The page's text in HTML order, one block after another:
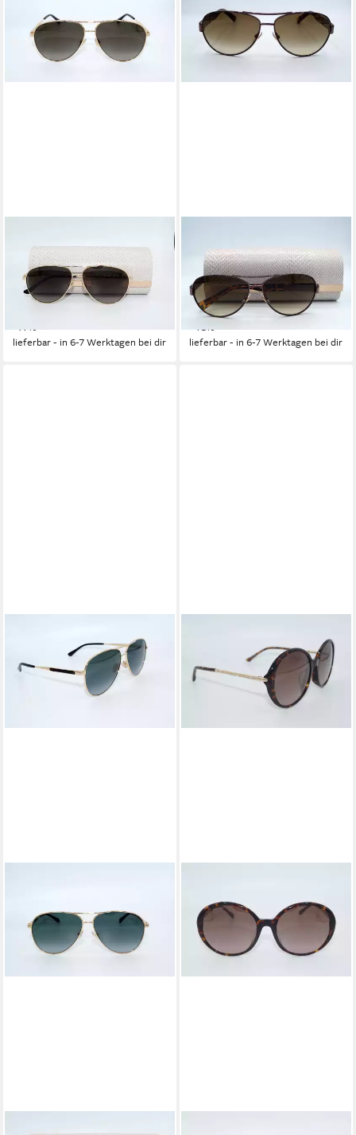
Sonnenbrille JIMMY CHOO
Sonnenbrille Sunglasses
JIMENA 06J HA
289,95 €
349,95 €
lieferbar - in 6-7 Werktagen bei dir
Sonnenbrille JIMMY CHOO
Sonnenbrille Sunglasses
BABA VUT JD
169,95 € UVP329,95 €
lieferbar - in 6-7 Werktagen bei dir